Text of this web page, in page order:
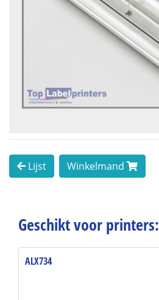
Lijst Winkelmand
Geschikt voor printers:
ALX734